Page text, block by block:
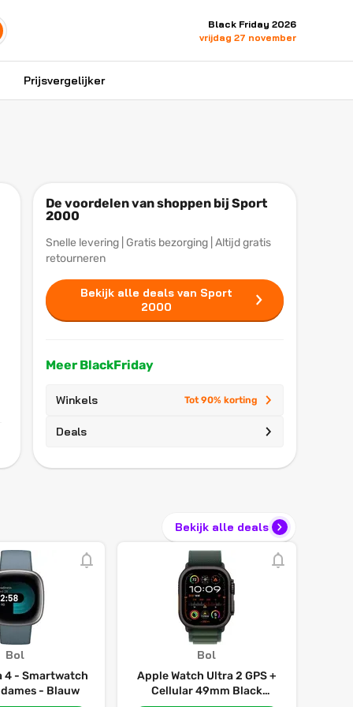
Black Friday 2026
vrijdag 27 november
Prijsvergelijker
De voordelen van shoppen bij Sport
2000
Snelle levering | Gratis bezorging | Altijd gratis
retourneren
Bekijk alle deals van Sport
2000
Meer BlackFriday
Winkels Tot 90% korting
Deals
Bekijk alle deals
Bol
4 - Smartwatch
- Blauw
Bol
Apple Watch Ultra 2 GPS +
Cellular 49mm Black